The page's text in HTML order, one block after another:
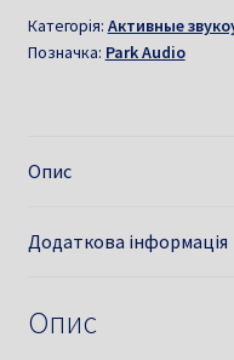
Категорія: Активные
Позначка: Park Audio
Опис
Додаткова інформація
Опис